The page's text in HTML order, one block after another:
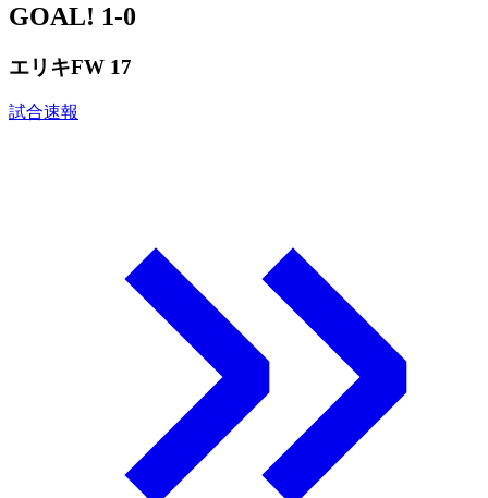
GOAL! 1-0
エリキFW 17
試合速報